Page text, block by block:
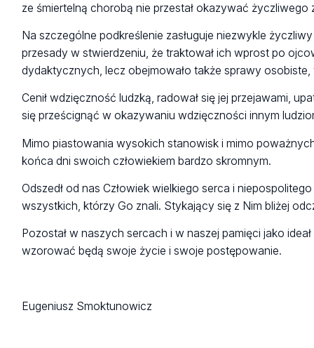
ze śmiertelną chorobą nie przestał okazywać życzliwego
Na szczególne podkreślenie zasługuje niezwykle
przesady w stwierdzeniu, że traktował ich wprost po
dydaktycznych, lecz obejmowało także sprawy
Cenił wdzięczność ludzką, radował się jej przejawami,
się prześcignąć w okazywaniu wdzięczności innym
Mimo piastowania wysokich stanowisk i mimo
końca dni swoich człowiekiem bardzo skromnym.
Odszedł od nas Człowiek wielkiego serca i
wszystkich, którzy Go znali. Stykający się z Nim bliżej
Pozostał w naszych sercach i w naszej pamięci jako
wzorować będą swoje życie i swoje postępowanie.
Eugeniusz Smoktunowicz